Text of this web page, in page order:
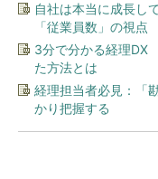
自社は本当に成長し
「従業員数」の視点
3分で分かる経理DX
た方法とは
経理担当者必見：「
かり把握する